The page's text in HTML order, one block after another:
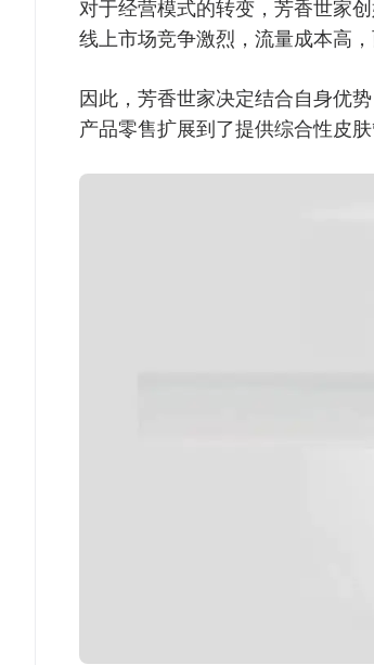
对于经营模式的转变，芳香世家
线上市场竞争激烈，流量成本高，
因此，芳香世家决定结合自身优
产品零售扩展到了提供综合性皮